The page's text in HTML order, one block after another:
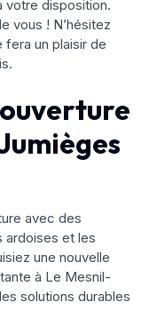
votre disposition.
vous ! N’hésitez
un plaisir de
avec des
ardoises et les
une nouvelle
à Le Mesnil-
solutions durables